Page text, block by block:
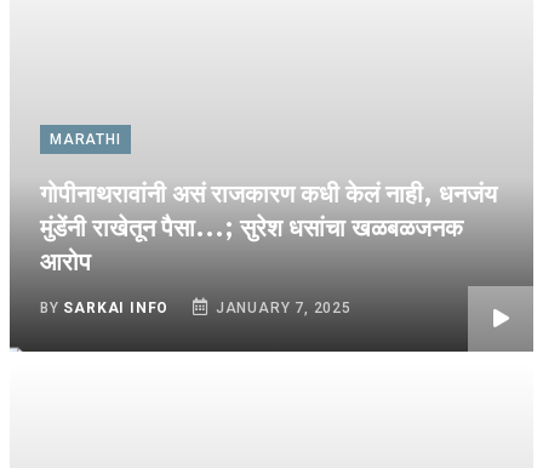
MARATHI
गोपीनाथरावांनी असं राजकारण कधी केलं नाही, धनजंय
मुंडेंनी राखेतून पैसा...; सुरेश धसांचा खळबळजनक
आरोप
BY SARKAI INFO JANUARY 7, 2025